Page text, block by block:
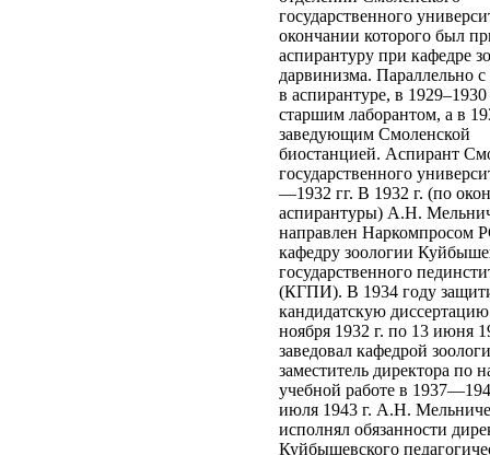
государственного
окончании которого был
аспирантуру при кафедре
дарвинизма. Параллельно
в аспирантуре, в 1929–1930
старшим лаборантом, а в
заведующим Смоленской
биостанцией. Аспирант
государственного
—1932 гг. В 1932 г. (по
аспирантуры) А.Н.
направлен Наркомпросом
кафедру зоологии
государственного
(КГПИ). В 1934 году
кандидатскую
ноября 1932 г. по 13 июня
заведовал кафедрой
заместитель директора по
учебной работе в
июля 1943 г. А.Н.
исполнял обязанности
Куйбышевского